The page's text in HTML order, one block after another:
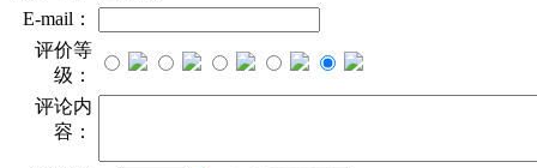
E-mail：
评价等
级：
评论内
容：